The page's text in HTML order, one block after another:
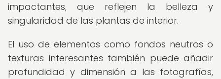
impactantes, que reflejen la belleza y
singularidad de las plantas de interior.
El uso de elementos como fondos neutros o
texturas interesantes también puede añadir
profundidad y dimensión a las fotografías,